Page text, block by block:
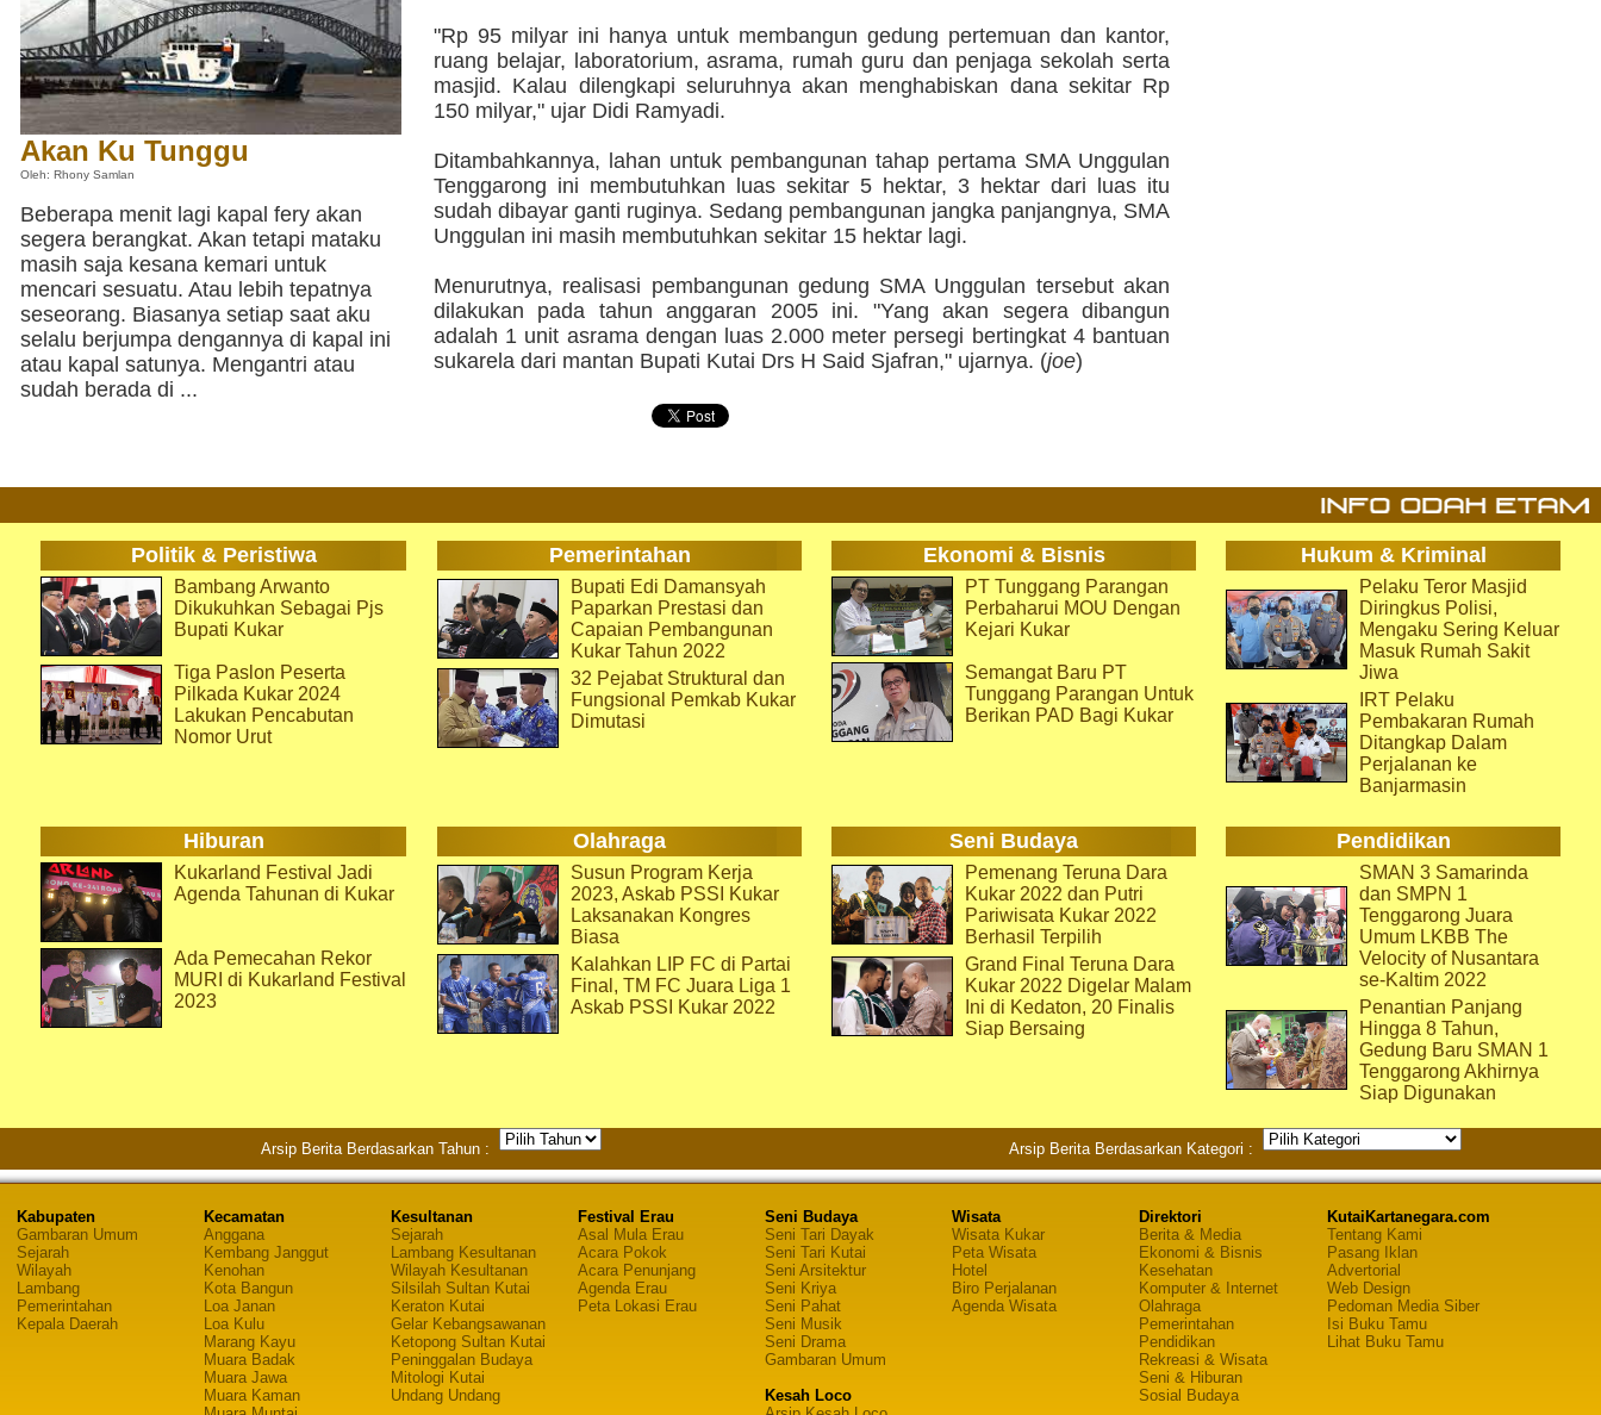
Akan Ku Tunggu
Oleh: Rhony Samlan
Beberapa menit lagi kapal fery akan
segera berangkat. Akan tetapi mataku
masih saja kesana kemari untuk
mencari sesuatu. Atau lebih tepatnya
seseorang. Biasanya setiap saat aku
selalu berjumpa dengannya di kapal ini
atau kapal satunya. Mengantri atau
sudah berada di ...
"Rp 95 milyar ini hanya untuk membangun gedung pertemuan dan kantor,
ruang belajar, laboratorium, asrama, rumah guru dan penjaga sekolah serta
masjid. Kalau dilengkapi seluruhnya akan menghabiskan dana sekitar Rp
150 milyar," ujar Didi Ramyadi.
Ditambahkannya, lahan untuk pembangunan tahap pertama SMA Unggulan
Tenggarong ini membutuhkan luas sekitar 5 hektar, 3 hektar dari luas itu
sudah dibayar ganti ruginya. Sedang pembangunan jangka panjangnya, SMA
Unggulan ini masih membutuhkan sekitar 15 hektar lagi.
Menurutnya, realisasi pembangunan gedung SMA Unggulan tersebut akan
dilakukan pada tahun anggaran 2005 ini. "Yang akan segera dibangun
adalah 1 unit asrama dengan luas 2.000 meter persegi bertingkat 4 bantuan
sukarela dari mantan Bupati Kutai Drs H Said Sjafran," ujarnya. (joe)
Politik & Peristiwa Pemerintahan Ekonomi & Bisnis Hukum & Kriminal
Bambang Arwanto
Dikukuhkan Sebagai Pjs
Bupati Kukar
Tiga Paslon Peserta
Pilkada Kukar 2024
Lakukan Pencabutan
Nomor Urut
Bupati Edi Damansyah
Paparkan Prestasi dan
Capaian Pembangunan
Kukar Tahun 2022
32 Pejabat Struktural dan
Fungsional Pemkab Kukar
Dimutasi
PT Tunggang Parangan
Perbaharui MOU Dengan
Kejari Kukar
Semangat Baru PT
Tunggang Parangan Untuk
Berikan PAD Bagi Kukar
Pelaku Teror Masjid
Diringkus Polisi,
Mengaku Sering Keluar
Masuk Rumah Sakit
Jiwa
IRT Pelaku
Pembakaran Rumah
Ditangkap Dalam
Perjalanan ke
Banjarmasin
Hiburan Olahraga Seni Budaya Pendidikan
Kukarland Festival Jadi
Agenda Tahunan di Kukar
Ada Pemecahan Rekor
MURI di Kukarland Festival
2023
Susun Program Kerja
2023, Askab PSSI Kukar
Laksanakan Kongres
Biasa
Kalahkan LIP FC di Partai
Final, TM FC Juara Liga 1
Askab PSSI Kukar 2022
Pemenang Teruna Dara
Kukar 2022 dan Putri
Pariwisata Kukar 2022
Berhasil Terpilih
Grand Final Teruna Dara
Kukar 2022 Digelar Malam
Ini di Kedaton, 20 Finalis
Siap Bersaing
SMAN 3 Samarinda
dan SMPN 1
Tenggarong Juara
Umum LKBB The
Velocity of Nusantara
se-Kaltim 2022
Penantian Panjang
Hingga 8 Tahun,
Gedung Baru SMAN 1
Tenggarong Akhirnya
Siap Digunakan
Arsip Berita Berdasarkan Tahun : Arsip Berita Berdasarkan Kategori :
Kabupaten
Gambaran Umum
Sejarah
Wilayah
Lambang
Pemerintahan
Kepala Daerah
Kecamatan
Anggana
Kembang Janggut
Kenohan
Kota Bangun
Loa Janan
Loa Kulu
Marang Kayu
Muara Badak
Muara Jawa
Muara Kaman
Kesultanan
Sejarah
Lambang Kesultanan
Wilayah Kesultanan
Silsilah Sultan Kutai
Keraton Kutai
Gelar Kebangsawanan
Ketopong Sultan Kutai
Peninggalan Budaya
Mitologi Kutai
Undang Undang
Festival Erau
Asal Mula Erau
Acara Pokok
Acara Penunjang
Agenda Erau
Peta Lokasi Erau
Seni Budaya
Seni Tari Dayak
Seni Tari Kutai
Seni Arsitektur
Seni Kriya
Seni Pahat
Seni Musik
Seni Drama
Gambaran Umum
Kesah Loco
Wisata
Wisata Kukar
Peta Wisata
Hotel
Biro Perjalanan
Agenda Wisata
Direktori
Berita & Media
Ekonomi & Bisnis
Kesehatan
Komputer & Internet
Olahraga
Pemerintahan
Pendidikan
Rekreasi & Wisata
Seni & Hiburan
Sosial Budaya
KutaiKartanegara.com
Tentang Kami
Pasang Iklan
Advertorial
Web Design
Pedoman Media Siber
Isi Buku Tamu
Lihat Buku Tamu